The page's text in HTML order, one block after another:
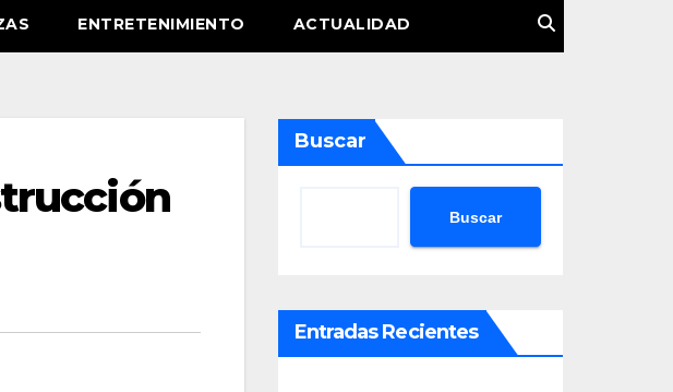
ENTRETENIMIENTO ACTUALIDAD
Buscar
Buscar
Entradas Recientes